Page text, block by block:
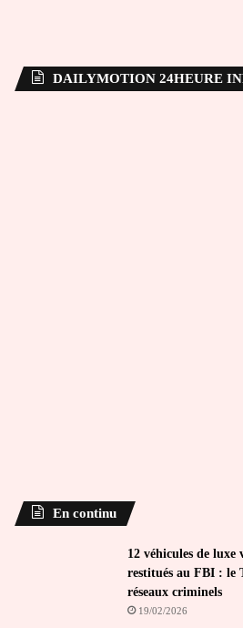
DAILYMOTION 24HEURE
En continu
12 véhicules de luxe
restitués au FBI : le
réseaux criminels
19/02/2026